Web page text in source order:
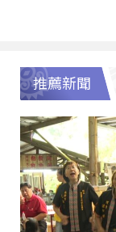
推薦新聞